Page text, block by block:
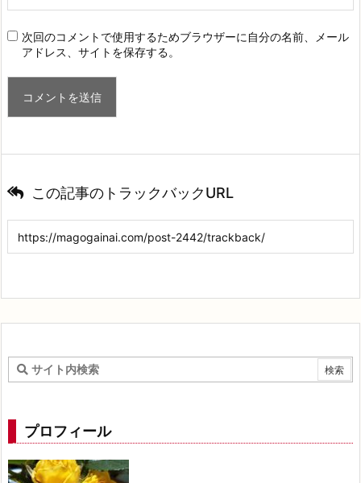
次回のコメントで使用するためブラウザーに自分の名前、メール
アドレス、サイトを保存する。
この記事のトラックバックURL
プロフィール